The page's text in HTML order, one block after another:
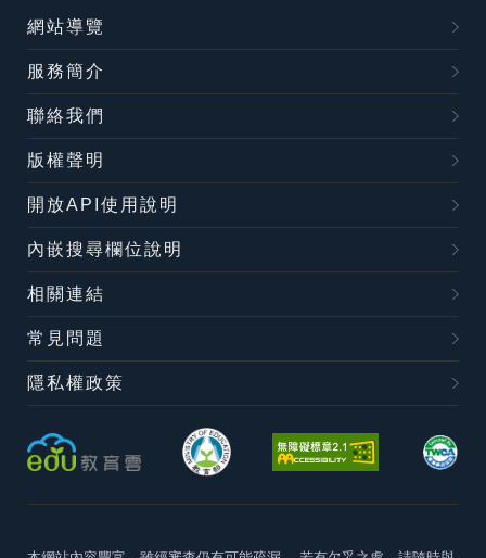
網站導覽
服務簡介
聯絡我們
版權聲明
開放API使用說明
內嵌搜尋欄位說明
相關連結
常見問題
隱私權政策